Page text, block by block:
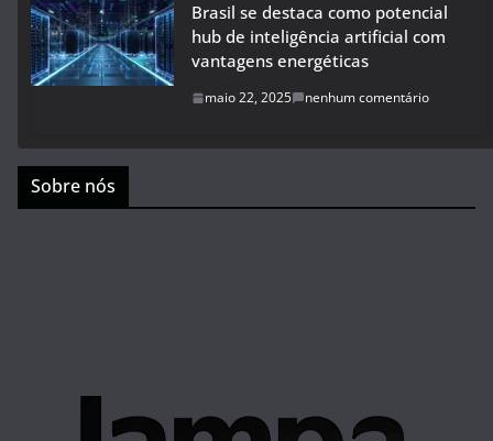
Brasil se destaca como potencial
hub de inteligência artificial com
vantagens energéticas
maio 22, 2025 nenhum comentário
Sobre nós